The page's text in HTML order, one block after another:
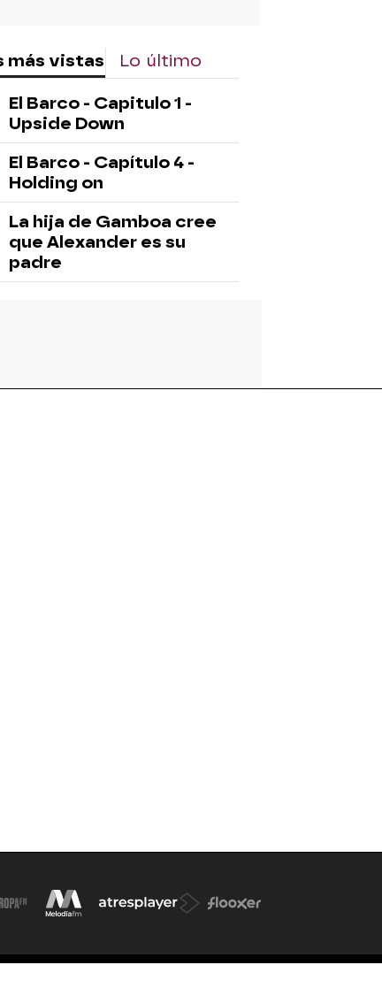
más vistas Lo último
El Barco - Capitulo 1 -
Upside Down
El Barco - Capítulo 4 -
Holding on
La hija de Gamboa cree
que Alexander es su
padre